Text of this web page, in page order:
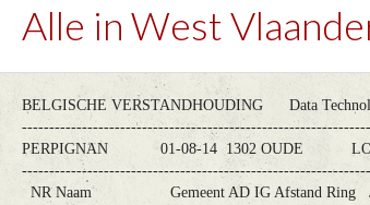
Alle in West
BELGISCHE VERSTANDHOUDING
PERPIGNAN 01-08-14 1302 OUDE
NR Naam Gemeent AD IG Afstand